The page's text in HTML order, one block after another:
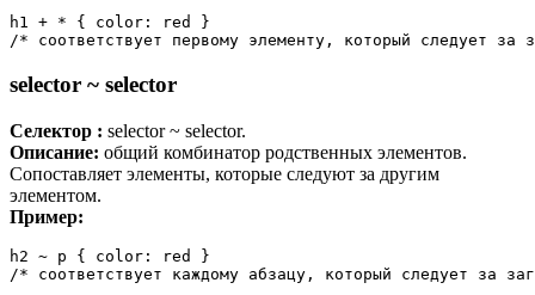
h1 + * { color: red }
/* соответствует первому элементу, который следует за
selector ~ selector
Селектор : selector ~ selector.
Описание: общий комбинатор родственных элементов.
Сопоставляет элементы, которые следуют за другим
элементом.
Пример:
h2 ~ p { color: red }
/* соответствует каждому абзацу, который следует за